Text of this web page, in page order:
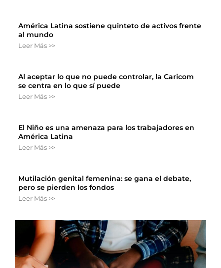
América Latina sostiene quinteto de activos frente
al mundo
Leer Más >>
Al aceptar lo que no puede controlar, la Caricom
se centra en lo que sí puede
Leer Más >>
El Niño es una amenaza para los trabajadores en
América Latina
Leer Más >>
Mutilación genital femenina: se gana el debate,
pero se pierden los fondos
Leer Más >>